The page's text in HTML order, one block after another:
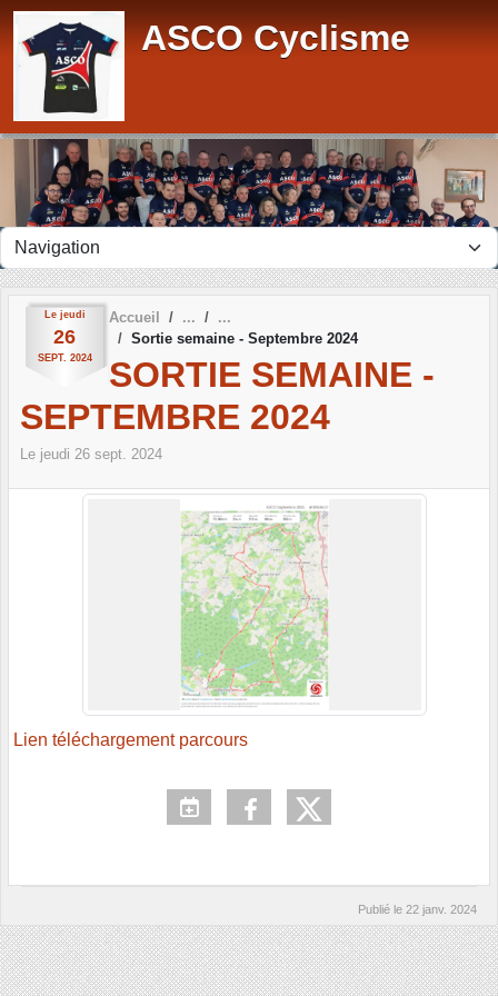
ASCO Cyclisme
Le jeudi
26
SEPT. 2024
Accueil
Sortie semaine - Septembre 2024
SORTIE SEMAINE -
SEPTEMBRE 2024
Le jeudi 26 sept. 2024
Lien téléchargement parcours
Publié le 22 janv. 2024
Panneau de gestion des cookies